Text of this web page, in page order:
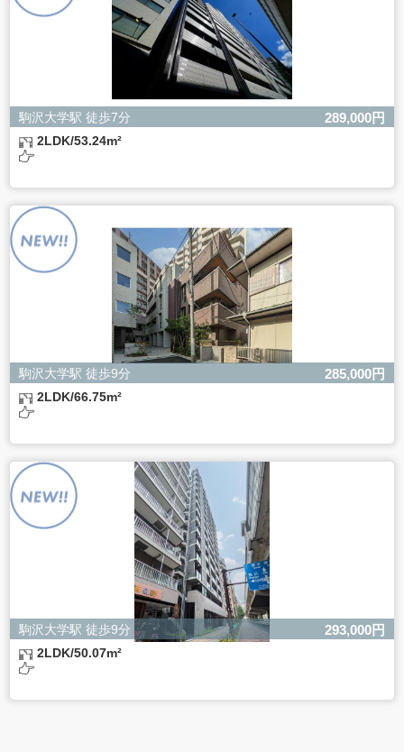
駒沢大学駅 徒歩7分 289,000円
2LDK/53.24m²
駒沢大学駅 徒歩9分 285,000円
2LDK/66.75m²
駒沢大学駅 徒歩9分 293,000円
2LDK/50.07m²